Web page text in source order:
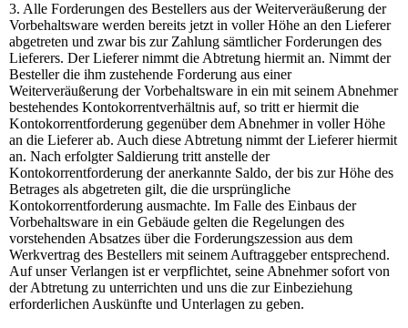
3. Alle Forderungen des Bestellers aus der Weiterveräußerung der
Vorbehaltsware werden bereits jetzt in voller Höhe an den Lieferer
abgetreten und zwar bis zur Zahlung sämtlicher Forderungen des
Lieferers. Der Lieferer nimmt die Abtretung hiermit an. Nimmt der
Besteller die ihm zustehende Forderung aus einer
Weiterveräußerung der Vorbehaltsware in ein mit seinem Abnehmer
bestehendes Kontokorrentverhältnis auf, so tritt er hiermit die
Kontokorrentforderung gegenüber dem Abnehmer in voller Höhe
an die Lieferer ab. Auch diese Abtretung nimmt der Lieferer hiermit
an. Nach erfolgter Saldierung tritt anstelle der
Kontokorrentforderung der anerkannte Saldo, der bis zur Höhe des
Betrages als abgetreten gilt, die die ursprüngliche
Kontokorrentforderung ausmachte. Im Falle des Einbaus der
Vorbehaltsware in ein Gebäude gelten die Regelungen des
vorstehenden Absatzes über die Forderungszession aus dem
Werkvertrag des Bestellers mit seinem Auftraggeber entsprechend.
Auf unser Verlangen ist er verpflichtet, seine Abnehmer sofort von
der Abtretung zu unterrichten und uns die zur Einbeziehung
erforderlichen Auskünfte und Unterlagen zu geben.